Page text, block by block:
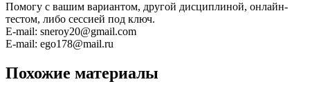
Помогу с вашим вариантом, другой дисциплиной, онлайн-
тестом, либо сессией под ключ.
E-mail: sneroy20@gmail.com
E-mail: ego178@mail.ru
Похожие материалы